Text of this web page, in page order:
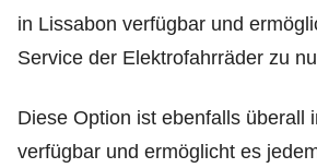
in Lissabon verfügbar und
Service der Elektrofahrräder zu
Diese Option ist ebenfalls überall
verfügbar und ermöglicht es